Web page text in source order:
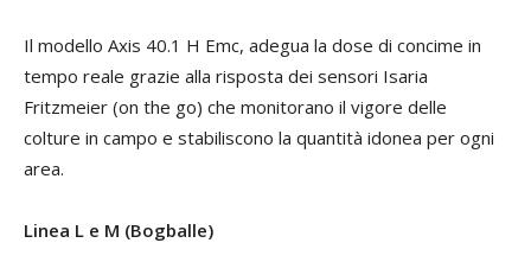
Il modello Axis 40.1 H Emc, adegua la dose di concime in
tempo reale grazie alla risposta dei sensori Isaria
Fritzmeier (on the go) che monitorano il vigore delle
colture in campo e stabiliscono la quantità idonea per ogni
area.
Linea L e M (Bogballe)